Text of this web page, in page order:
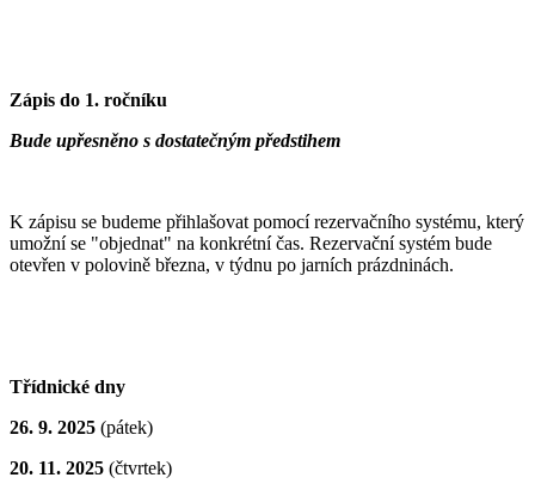
Zápis do 1. ročníku
Bude upřesněno s dostatečným předstihem
K zápisu se budeme přihlašovat pomocí rezervačního systému, který
umožní se "objednat" na konkrétní čas. Rezervační systém bude
otevřen v polovině března, v týdnu po jarních prázdninách.
Třídnické dny
26. 9. 2025 (pátek)
20. 11. 2025 (čtvrtek)